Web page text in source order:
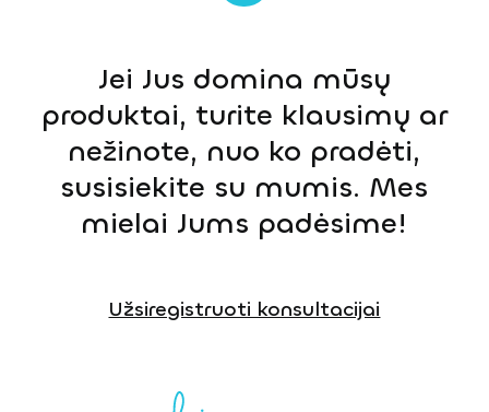
Jei Jus domina mūsų
produktai, turite klausimų ar
nežinote, nuo ko pradėti,
susisiekite su mumis. Mes
mielai Jums padėsime!
Užsiregistruoti konsultacijai